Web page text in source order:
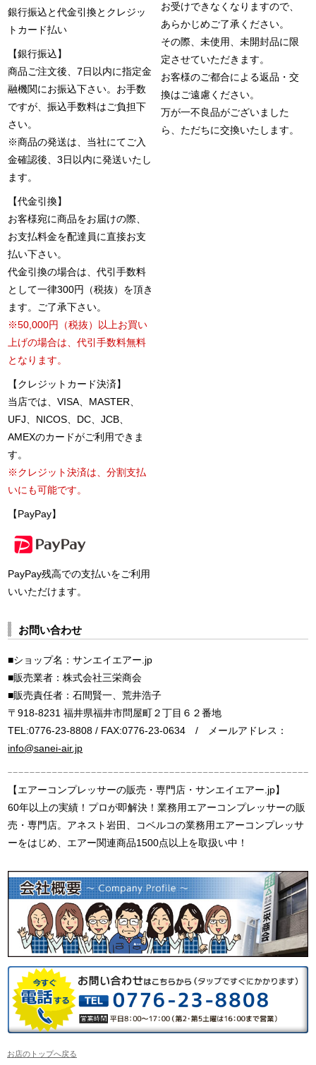
銀行振込と代金引換とクレジッ
トカード払い
【銀行振込】
商品ご注文後、7日以内に指定金
融機関にお振込下さい。お手数
ですが、振込手数料はご負担下
さい。
※商品の発送は、当社にてご入
金確認後、3日以内に発送いたし
ます。
【代金引換】
お客様宛に商品をお届けの際、
お支払料金を配達員に直接お支
払い下さい。
代金引換の場合は、代引手数料
として一律300円（税抜）を頂き
ます。ご了承下さい。
※50,000円（税抜）以上お買い
上げの場合は、代引手数料無料
となります。
【クレジットカード決済】
当店では、VISA、MASTER、
UFJ、NICOS、DC、JCB、
AMEXのカードがご利用できま
す。
※クレジット決済は、分割支払
いにも可能です。
【PayPay】
PayPay残高での支払いをご利用
いいただけます。
お受けできなくなりますので、
あらかじめご了承ください。
その際、未使用、未開封品に限
定させていただきます。
お客様のご都合による返品・交
換はご遠慮ください。
万が一不良品がございました
ら、ただちに交換いたします。
お問い合わせ
■ショップ名：サンエイエアー.jp
■販売業者：株式会社三栄商会
■販売責任者：石間賢一、荒井浩子
〒918-8231 福井県福井市問屋町２丁目６２番地
TEL:0776-23-8808 / FAX:0776-23-0634 / メールアドレス：
info@sanei-air.jp
【エアーコンプレッサーの販売・専門店・サンエイエアー.jp】
60年以上の実績！プロが即解決！業務用エアーコンプレッサーの販
売・専門店。アネスト岩田、コベルコの業務用エアーコンプレッサ
ーをはじめ、エアー関連商品1500点以上を取扱い中！
お店のトップへ戻る